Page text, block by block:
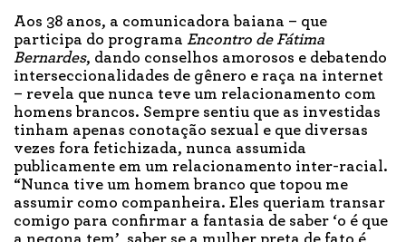
Aos 38 anos, a comunicadora baiana – que
participa do programa Encontro de Fátima
Bernardes, dando conselhos amorosos e debatendo
interseccionalidades de gênero e raça na internet
– revela que nunca teve um relacionamento com
homens brancos. Sempre sentiu que as investidas
tinham apenas conotação sexual e que diversas
vezes fora fetichizada, nunca assumida
publicamente em um relacionamento inter-racial.
“Nunca tive um homem branco que topou me
assumir como companheira. Eles queriam transar
comigo para confirmar a fantasia de saber ‘o é que